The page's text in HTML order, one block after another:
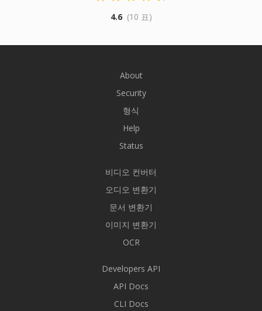
4.6 (10 표)
About
Security
형식
Help
Status
비디오 컨버터
오디오 변환기
문서 변환기
이미지 변환기
OCR
Developers API
API Docs
CLI Docs